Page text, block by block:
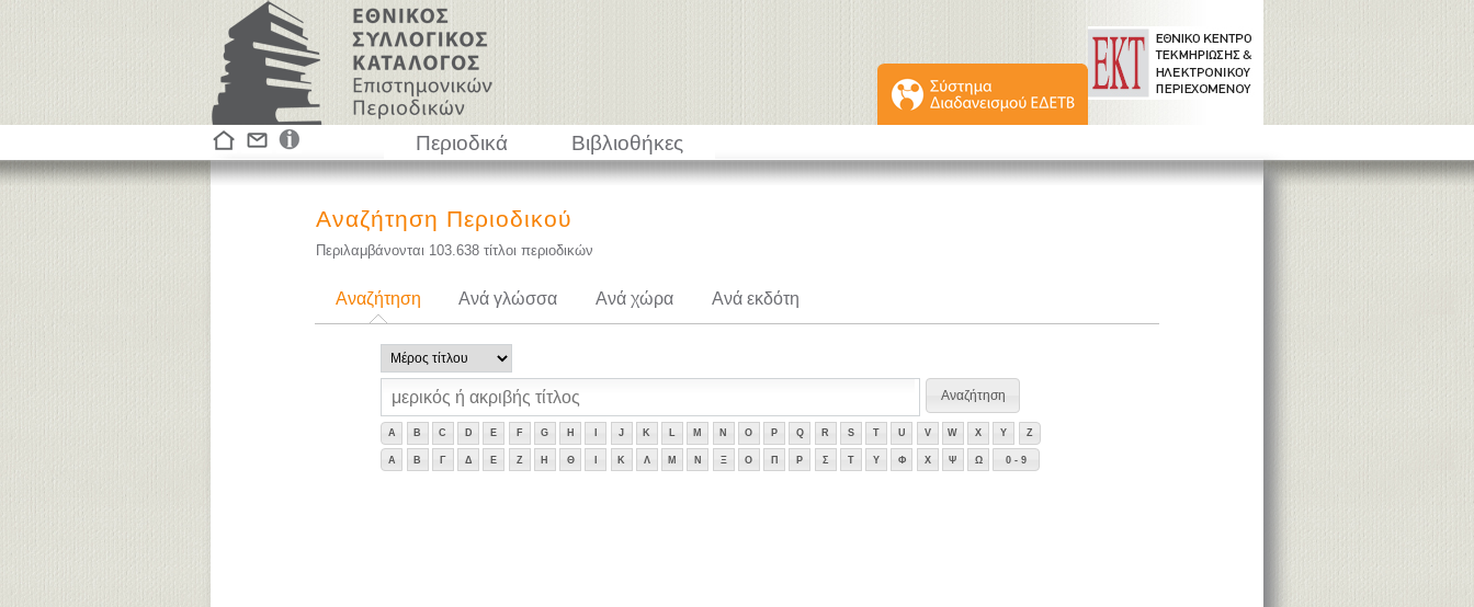
Περιοδικά Βιβλιοθήκες
Αναζήτηση Περιοδικού
Περιλαμβάνονται 103.638 τίτλοι περιοδικών
Αναζήτηση Ανά γλώσσα Ανά χώρα Ανά εκδότη
A B C D E F G H J K L M N O P Q R S T U V W X Y Z
Α Β Γ Δ Ε Ζ Η Θ Κ Λ Μ Ν Ξ Ο Π Ρ Σ Τ Υ Φ Χ Ψ Ω 0 - 9